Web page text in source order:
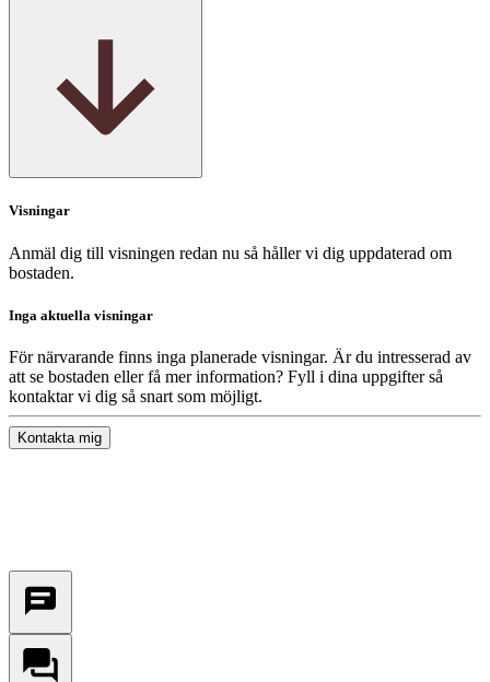
Visningar
Anmäl dig till visningen redan nu så håller vi dig uppdaterad om
bostaden.
Inga aktuella visningar
För närvarande finns inga planerade visningar. Är du intresserad av
att se bostaden eller få mer information? Fyll i dina uppgifter så
kontaktar vi dig så snart som möjligt.
Kontakta mig